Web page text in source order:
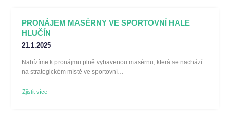
PRONÁJEM MASÉRNY VE SPORTOVNÍ HALE
HLUČÍN
21.1.2025
Nabízíme k pronájmu plně vybavenou masérnu, která se nachází
na strategickém místě ve sportovní…
Zjistit více